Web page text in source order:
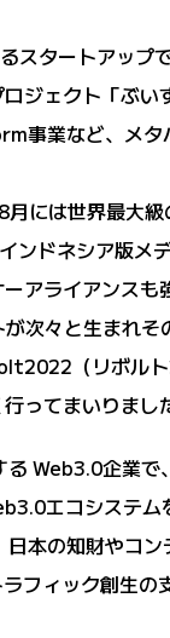
タートアップ
ジェクト「ぶい
事業など、メタ
には世界最大
ンドネシア版メ
アライアンスも
々と生まれそ
（リボル
ってまいりまし
Web3.0企業で
エコシステム
本の知財やコン
フィック創生の